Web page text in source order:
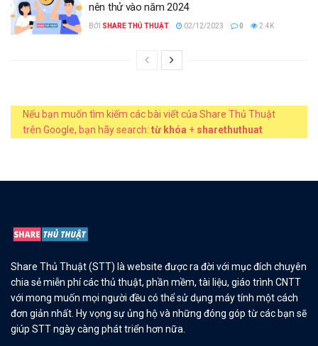
nên thử vào năm 2024
BỞI SHARE THỦ THUẬT 02/12/2023 0 2.4K
Nếu bạn muốn tìm kiếm các bài viết của Share Thủ Thuật
trên Google, bạn hãy search: từ khóa + sharethuthuat
Share Thủ Thuật (STT) là website được ra đời với mục đích chuyên
chia sẻ miễn phí các thủ thuật, phần mềm, tài liệu, giáo trình CNTT
với mong muốn mọi người đều có thể sử dụng máy tính một cách
đơn giản nhất. Hy vọng sự ủng hộ và những đóng góp từ các bạn sẽ
giúp STT ngày càng phát triển hơn nữa.